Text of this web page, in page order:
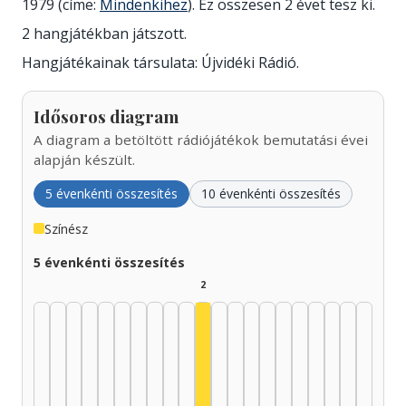
1979 (címe: Mindenkihez). Ez összesen 2 évet tesz ki.
2 hangjátékban játszott.
Hangjátékainak társulata: Újvidéki Rádió.
Idősoros diagram
A diagram a betöltött rádiójátékok bemutatási évei
alapján készült.
5 évenkénti összesítés 10 évenkénti összesítés
Színész
5 évenkénti összesítés
2